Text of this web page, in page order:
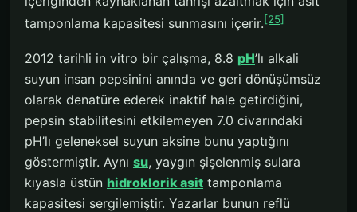
tamponlama kapasitesi sunmasını içerir.[25]
2012 tarihli in vitro bir çalışma, 8.8 pH’lı alkali
suyun insan pepsinini anında ve geri dönüşümsüz
olarak denatüre ederek inaktif hale getirdiğini,
pepsin stabilitesini etkilemeyen 7.0 civarındaki
pH’lı geleneksel suyun aksine bunu yaptığını
göstermiştir. Aynı su, yaygın şişelenmiş sulara
kıyasla üstün hidroklorik asit tamponlama
kapasitesi sergilemiştir. Yazarlar bunun reflü